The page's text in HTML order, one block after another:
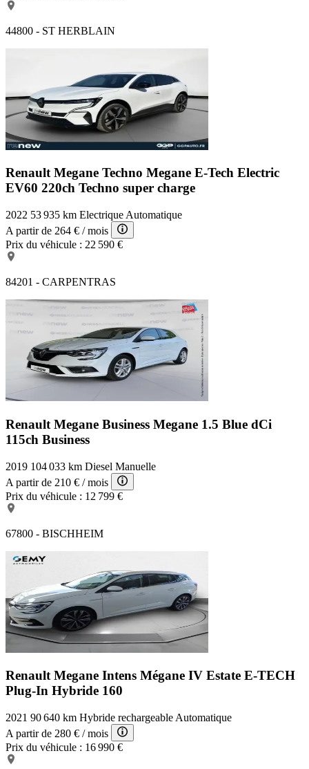
44800 - ST HERBLAIN
Renault Megane Techno Megane E-Tech Electric
EV60 220ch Techno super charge
2022 53 935 km Electrique Automatique
A partir de 264 € / mois
Prix du véhicule : 22 590 €
84201 - CARPENTRAS
Renault Megane Business Megane 1.5 Blue dCi
115ch Business
2019 104 033 km Diesel Manuelle
A partir de 210 € / mois
Prix du véhicule : 12 799 €
67800 - BISCHHEIM
Renault Megane Intens Mégane IV Estate E-TECH
Plug-In Hybride 160
2021 90 640 km Hybride rechargeable Automatique
A partir de 280 € / mois
Prix du véhicule : 16 990 €